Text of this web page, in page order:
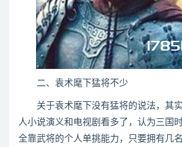
二、袁术麾下猛将不少
关于袁术麾下没有猛将的说法，其实
人小说演义和电视剧看多了，认为三国
全靠武将的个人单挑能力，只要拥有几